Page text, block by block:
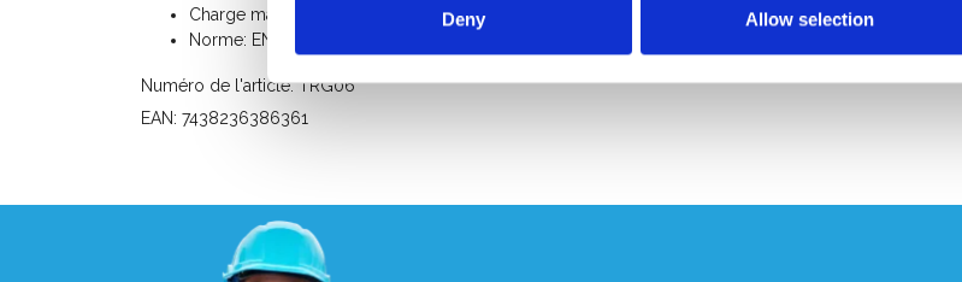
Deny Allow selection
Charge maximum: 150 Kg
Norme: EN 131 / EN 61478
Numéro de l'article: TRG06
EAN: 7438236386361